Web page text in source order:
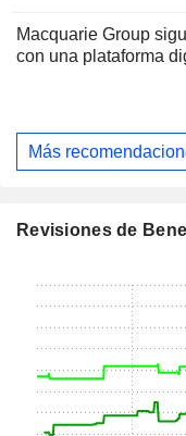
Macquarie Group
con una plataforma
Más
Revisiones de